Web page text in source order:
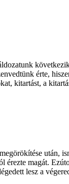
érte,
kitartást, a
után,
magát.
lesz a